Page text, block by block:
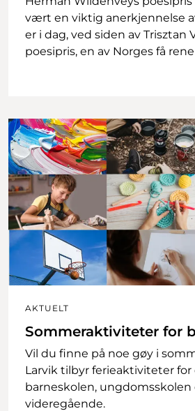
vært en viktig anerkjennelse
er i dag, ved siden av Trisztan
poesipris, en av Norges få
AKTUELT
Sommeraktiviteter for
Vil du finne på noe gøy i
Larvik tilbyr ferieaktiviteter for
barneskolen, ungdomsskolen
videregående.